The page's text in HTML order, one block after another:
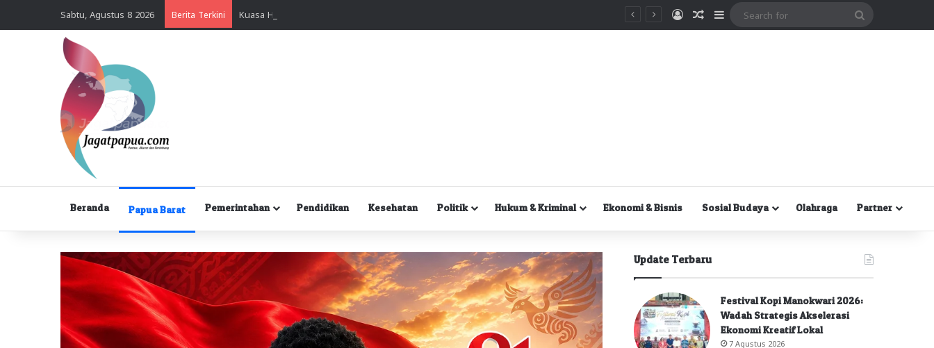
Sabtu, Agustus 8 2026 Berita Terkini MasukRandom Article
Sidebar
Beranda Papua Barat Pemerintahan Pendidikan Kesehatan Politik Hukum & Kriminal Ekonomi & Bisnis Sosial Budaya Olahraga Partner
Update Terbaru
Festival Kopi Manokwari 2026:
Wadah Strategis Akselerasi
Ekonomi Kreatif Lokal
7 Agustus 2026